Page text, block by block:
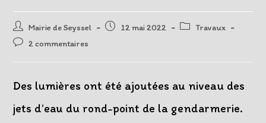
Auteur/autrice
de
Mairie de Seyssel
Post 12 mai 2022
PostTravaux
Post2 commentaires
Des lumières ont été ajoutées au niveau des
jets d’eau du rond-point de la gendarmerie.